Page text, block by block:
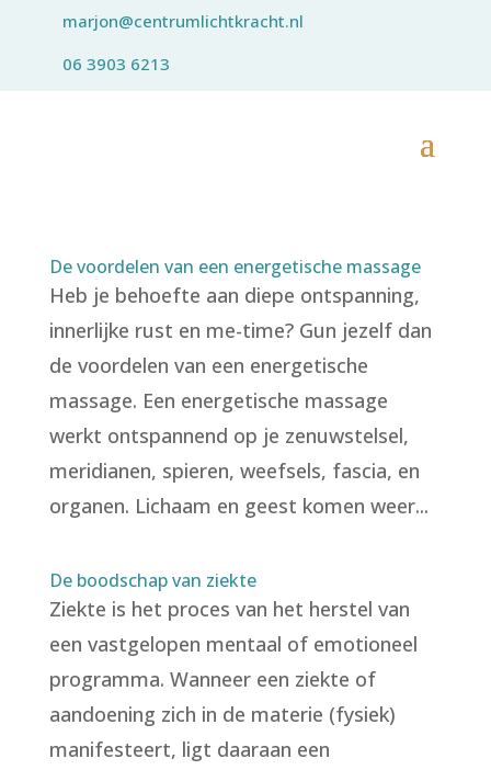
marjon@centrumlichtkracht.nl
06 3903 6213
De voordelen van een energetische massage
Heb je behoefte aan diepe ontspanning,
innerlijke rust en me-time? Gun jezelf dan
de voordelen van een energetische
massage. Een energetische massage
werkt ontspannend op je zenuwstelsel,
meridianen, spieren, weefsels, fascia, en
organen. Lichaam en geest komen weer...
De boodschap van ziekte
Ziekte is het proces van het herstel van
een vastgelopen mentaal of emotioneel
programma. Wanneer een ziekte of
aandoening zich in de materie (fysiek)
manifesteert, ligt daaraan een